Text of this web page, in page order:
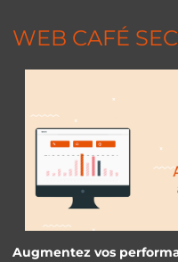
WEB CAFÉ
Augmentez vos